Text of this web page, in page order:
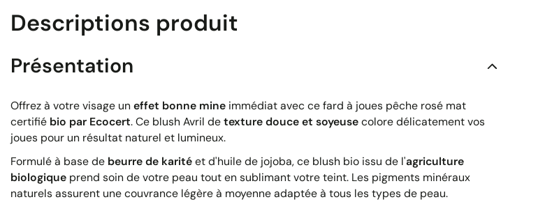
Descriptions produit
Présentation
Offrez à votre visage un effet bonne mine immédiat avec ce fard à joues pêche rosé mat
certifié bio par Ecocert. Ce blush Avril detexture douce et soyeusecolore délicatement vos
joues pour un résultat naturel et lumineux.
Formulé à base de beurre de karitéet d'huile de jojoba, ce blush bio issu de l'agriculture
biologique prend soin de votre peau tout en sublimant votre teint. Les pigments minéraux
naturels assurent une couvrance légère à moyenne adaptée à tous les types de peau.